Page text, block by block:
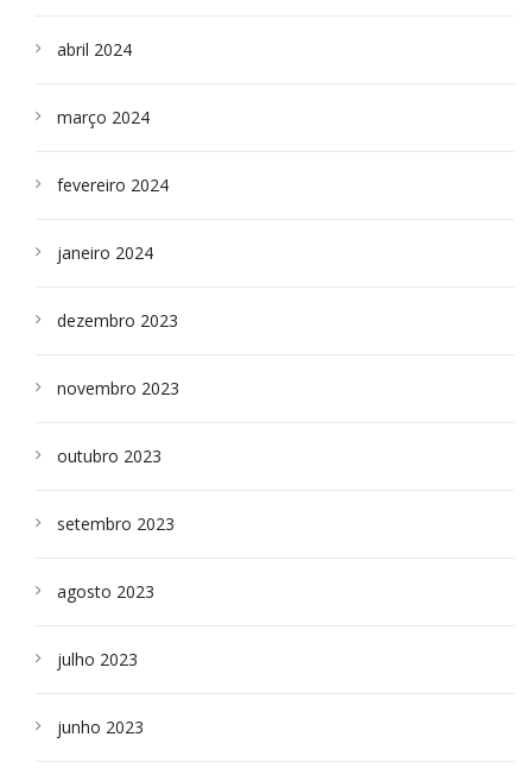
abril 2024
março 2024
fevereiro 2024
janeiro 2024
dezembro 2023
novembro 2023
outubro 2023
setembro 2023
agosto 2023
julho 2023
junho 2023